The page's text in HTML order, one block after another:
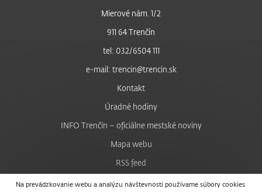
Na prevádzkovanie webu a analýzu návštevnosti používame súbory cookies.
Mierové nám. 1/2
911 64 Trenčín
tel: 032/6504 111
e-mail: trencin@trencin.sk
Kontakt
Úradné hodiny
INFO Trenčín – oficiálne mestské noviny
Mapa webu
RSS feed
Nastavenie cookies